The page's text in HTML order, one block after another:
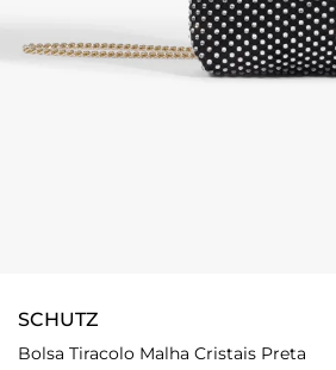
SCHUTZ
Bolsa Tiracolo Malha Cristais Preta